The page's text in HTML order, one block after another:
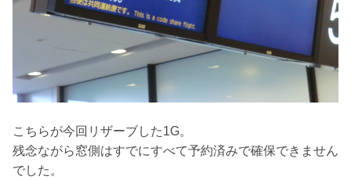
こちらが今回リザーブした1G。
残念ながら窓側はすでにすべて予約済みで確保できません
でした。